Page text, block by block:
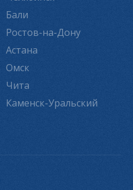
Бали
Ростов-на-Дону
Астана
Омск
Чита
Каменск-Уральский